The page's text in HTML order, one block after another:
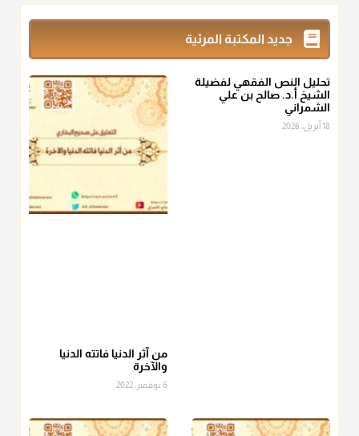
المعتدلين غير مقبوضتين ولا مبسوطتين أربع مرات من الرز أو البر
أو التمر أو اللحم
منذ 3 شهر
، فإلم يعلم إلا بعد ذلك لم تجزه لقولهﷺ:
الصاع..فمن شق عليه إخراج الطعام هذه الأيام وأراد إخراج القيمة
جديد المكتبة المرئية
تحليل النص الفقهي لفضيلة
الشيخ أ.د. صالح بن علي
الشمراني
18 أبريل، 2026
من آثر الدنيا فاتته الدنيا
والآخرة
6 نوفمبر، 2022